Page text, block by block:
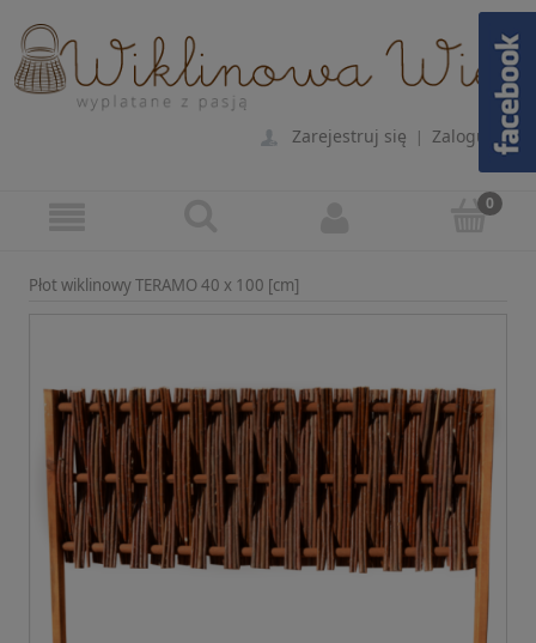
Zarejestruj się | Zaloguj się
Płot wiklinowy TERAMO 40 x 100 [cm]